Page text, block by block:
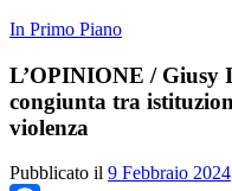
In Primo Piano
L’OPINIONE / Giusy
congiunta tra
violenza
Pubblicato il 9 Febbraio 2024